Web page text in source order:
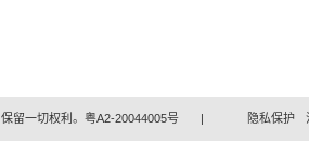
留一切权利。粤A2-20044005号 | 隐私保护